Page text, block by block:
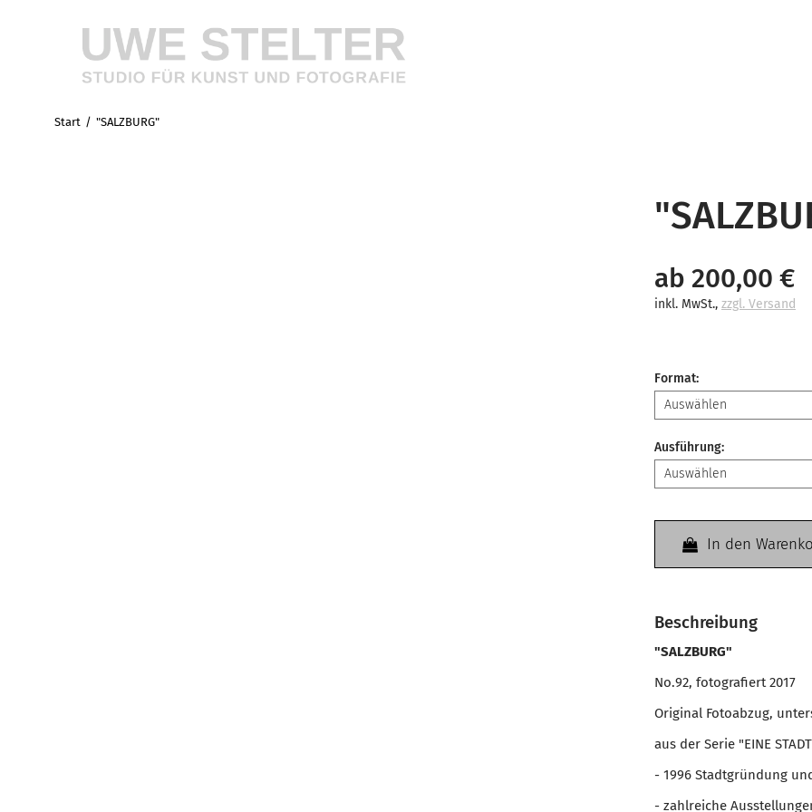
Start "SALZBURG"
ab 200,00 €
inkl. MwSt., zzgl. Versand
Format:
Ausführung:
In den
Beschreibung
"SALZBURG"
No.92, fotografiert 2017
Original Fotoabzug,
aus der Serie "EINE
- 1996 Stadtgründung
- zahlreiche